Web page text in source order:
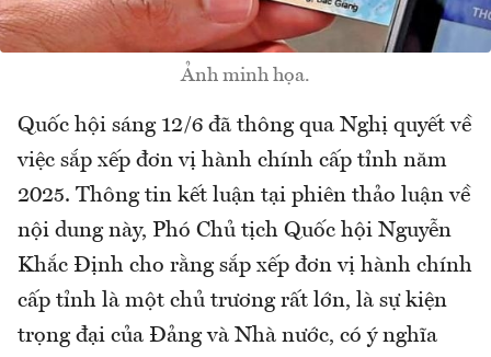
Ảnh minh họa.
Quốc hội sáng 12/6 đã thông qua Nghị quyết về
việc sắp xếp đơn vị hành chính cấp tỉnh năm
2025. Thông tin kết luận tại phiên thảo luận về
nội dung này, Phó Chủ tịch Quốc hội Nguyễn
Khắc Định cho rằng sắp xếp đơn vị hành chính
cấp tỉnh là một chủ trương rất lớn, là sự kiện
trọng đại của Đảng và Nhà nước, có ý nghĩa